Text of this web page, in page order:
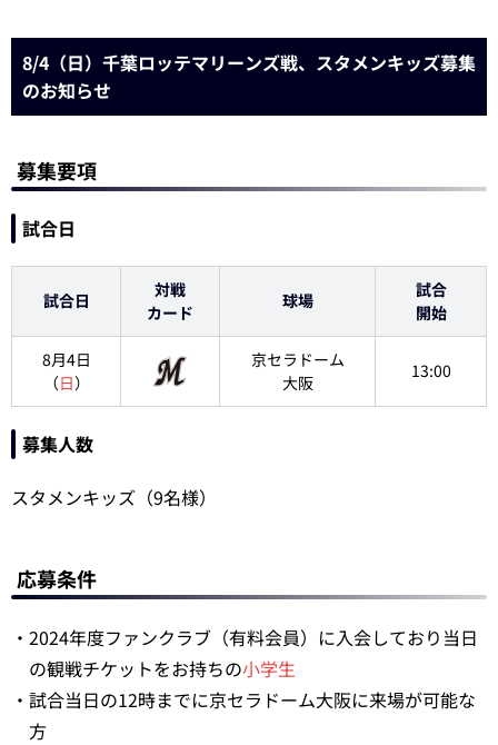
8/4（日）千葉ロッテマリーンズ戦、スタメンキッズ募集
のお知らせ
募集要項
試合日
試合日
対戦
カード
球場
試合
開始
8月4日
（日）
京セラドーム
大阪
13:00
募集人数
スタメンキッズ（9名様）
応募条件
・2024年度ファンクラブ（有料会員）に入会しており当日
の観戦チケットをお持ちの小学生
・試合当日の12時までに京セラドーム大阪に来場が可能な
方